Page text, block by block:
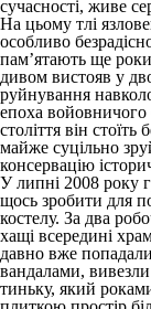
сучасності, живе
На цьому тлі
особливо
пам’ятають ще
дивом вистояв у
руйнування
епоха
століття він стоїть
майже суцільно
консервацію
У липні 2008 року
щось зробити для
костелу. За два
хащі всередині
давно вже
вандалами,
тиньку, який